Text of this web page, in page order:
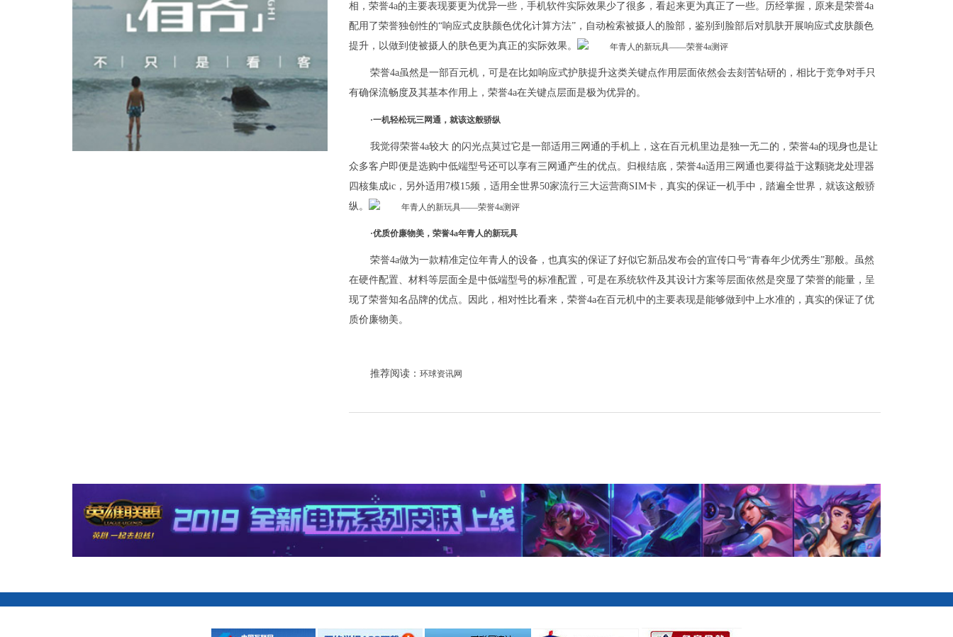
相，荣誉4a的主要表现要更为优异一些，手机软件实际效果少了很多，看起来更为真正了一些。历经掌握，原来是荣誉4a
配用了荣誉独创性的“响应式皮肤颜色优化计算方法”，自动检索被摄人的脸部，鉴别到脸部后对肌肤开展响应式皮肤颜色
提升，以做到使被摄人的肤色更为真正的实际效果。
荣誉4a虽然是一部百元机，可是在比如响应式护肤提升这类关键点作用层面依然会去刻苦钻研的，相比于竞争对手只
有确保流畅度及其基本作用上，荣誉4a在关键点层面是极为优异的。
·一机轻松玩三网通，就该这般骄纵
我觉得荣誉4a较大 的闪光点莫过它是一部适用三网通的手机上，这在百元机里边是独一无二的，荣誉4a的现身也是让
众多客户即便是选购中低端型号还可以享有三网通产生的优点。归根结底，荣誉4a适用三网通也要得益于这颗骁龙处理器
四核集成ic，另外适用7模15频，适用全世界50家流行三大运营商SIM卡，真实的保证一机手中，踏遍全世界，就该这般骄
纵。
·优质价廉物美，荣誉4a年青人的新玩具
荣誉4a做为一款精准定位年青人的设备，也真实的保证了好似它新品发布会的宣传口号“青春年少优秀生”那般。虽然
在硬件配置、材料等层面全是中低端型号的标准配置，可是在系统软件及其设计方案等层面依然是突显了荣誉的能量，呈
现了荣誉知名品牌的优点。因此，相对性比看来，荣誉4a在百元机中的主要表现是能够做到中上水准的，真实的保证了优
质价廉物美。
推荐阅读： 环球资讯网